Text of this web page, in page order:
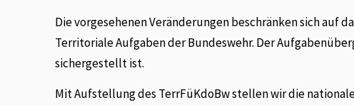
Die vorgesehenen Veränderungen beschränken sich auf
Territoriale Aufgaben der Bundeswehr. Der
sichergestellt ist.
Mit Aufstellung des TerrFüKdoBw stellen wir die